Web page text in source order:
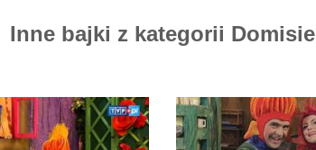
Inne bajki z kategorii Domisie